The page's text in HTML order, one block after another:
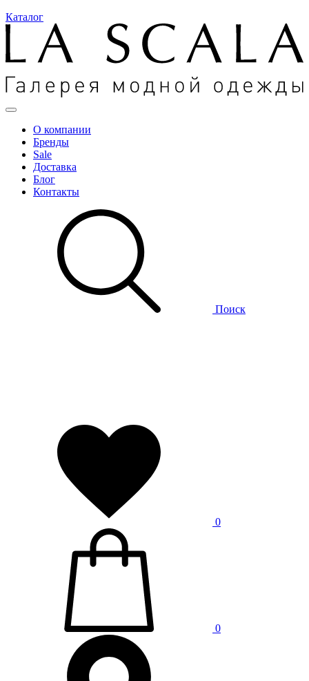
Каталог
О компании
Бренды
Sale
Доставка
Блог
Контакты
Поиск
0
0